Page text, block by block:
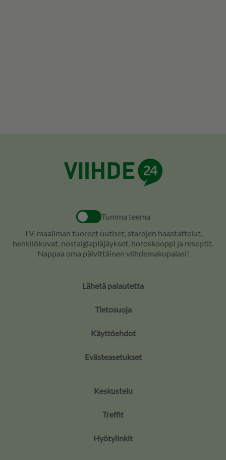
Tumma teema
TV-maailman tuoreet uutiset, starojen haastattelut,
henkilökuvat, nostalgiapläjäykset, horoskooppi ja reseptit.
Nappaa oma päivittäinen viihdemakupalasi!
Lähetä palautetta
Tietosuoja
Käyttöehdot
Evästeasetukset
Keskustelu
Treffit
Hyötylinkit